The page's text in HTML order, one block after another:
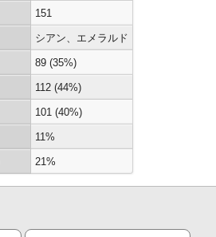
151
シアン、エメラルド
89 (35%)
112 (44%)
101 (40%)
11%
21%